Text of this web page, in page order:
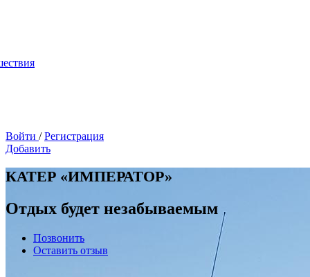
Войти / Регистрация
Добавить
КАТЕР «ИМПЕРАТОР»
Отдых будет незабываемым
Позвонить
Оставить отзыв